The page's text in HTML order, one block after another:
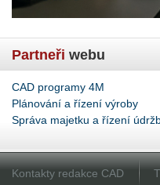
Partneři webu
CAD programy 4M
Plánování a řízení výroby
Správa majetku a řízení
Kontakty redakce CAD